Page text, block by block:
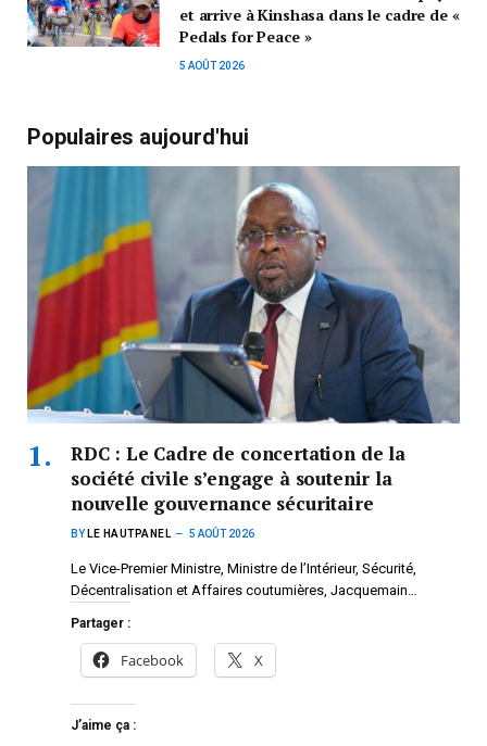
et arrive à Kinshasa dans le cadre de «
Pedals for Peace »
5 AOÛT 2026
Populaires aujourd'hui
RDC : Le Cadre de concertation de la
société civile s’engage à soutenir la
nouvelle gouvernance sécuritaire
BY LE HAUTPANEL 5 AOÛT 2026
Le Vice-Premier Ministre, Ministre de l’Intérieur, Sécurité,
Décentralisation et Affaires coutumières, Jacquemain…
Partager :
Facebook X
J’aime ça :